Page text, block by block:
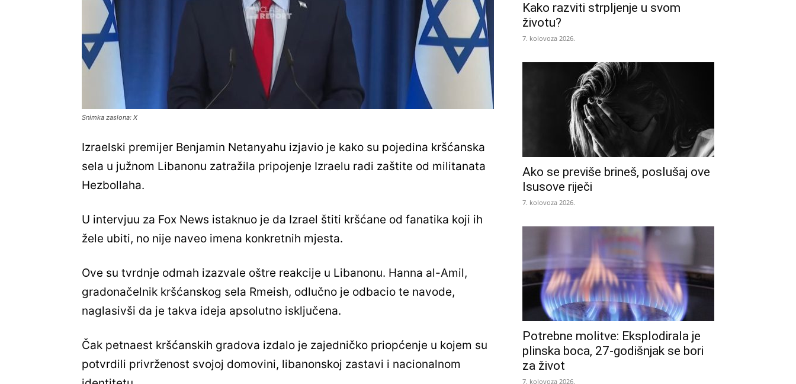
Snimka zaslona: X
Izraelski premijer Benjamin Netanyahu izjavio je kako su pojedina kršćanska
sela u južnom Libanonu zatražila pripojenje Izraelu radi zaštite od militanata
Hezbollaha.
U intervjuu za Fox News istaknuo je da Izrael štiti kršćane od fanatika koji ih
žele ubiti, no nije naveo imena konkretnih mjesta.
Ove su tvrdnje odmah izazvale oštre reakcije u Libanonu. Hanna al-Amil,
gradonačelnik kršćanskog sela Rmeish, odlučno je odbacio te navode,
naglasivši da je takva ideja apsolutno isključena.
Čak petnaest kršćanskih gradova izdalo je zajedničko priopćenje u kojem su
potvrdili privrženost svojoj domovini, libanonskoj zastavi i nacionalnom
Kako razviti strpljenje u svom
životu?
7. kolovoza 2026.
Ako se previše brineš, poslušaj ove
Isusove riječi
7. kolovoza 2026.
Potrebne molitve: Eksplodirala je
plinska boca, 27-godišnjak se bori
za život
7. kolovoza 2026.